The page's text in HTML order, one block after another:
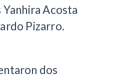
Acosta
Pizarro.
dos